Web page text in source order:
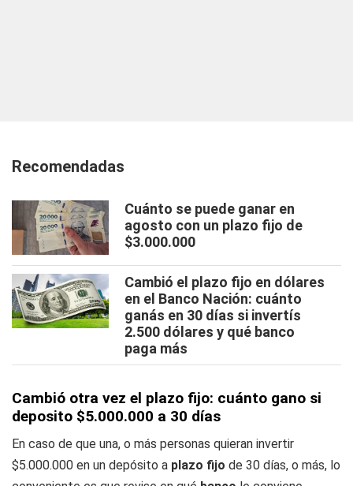
Recomendadas
Cuánto se puede ganar en
agosto con un plazo fijo de
$3.000.000
Cambió el plazo fijo en dólares
en el Banco Nación: cuánto
ganás en 30 días si invertís
2.500 dólares y qué banco
paga más
Cambió otra vez el plazo fijo: cuánto gano si
deposito $5.000.000 a 30 días
En caso de que una, o más personas quieran invertir
$5.000.000 en un depósito a plazo fijo de 30 días, o más, lo